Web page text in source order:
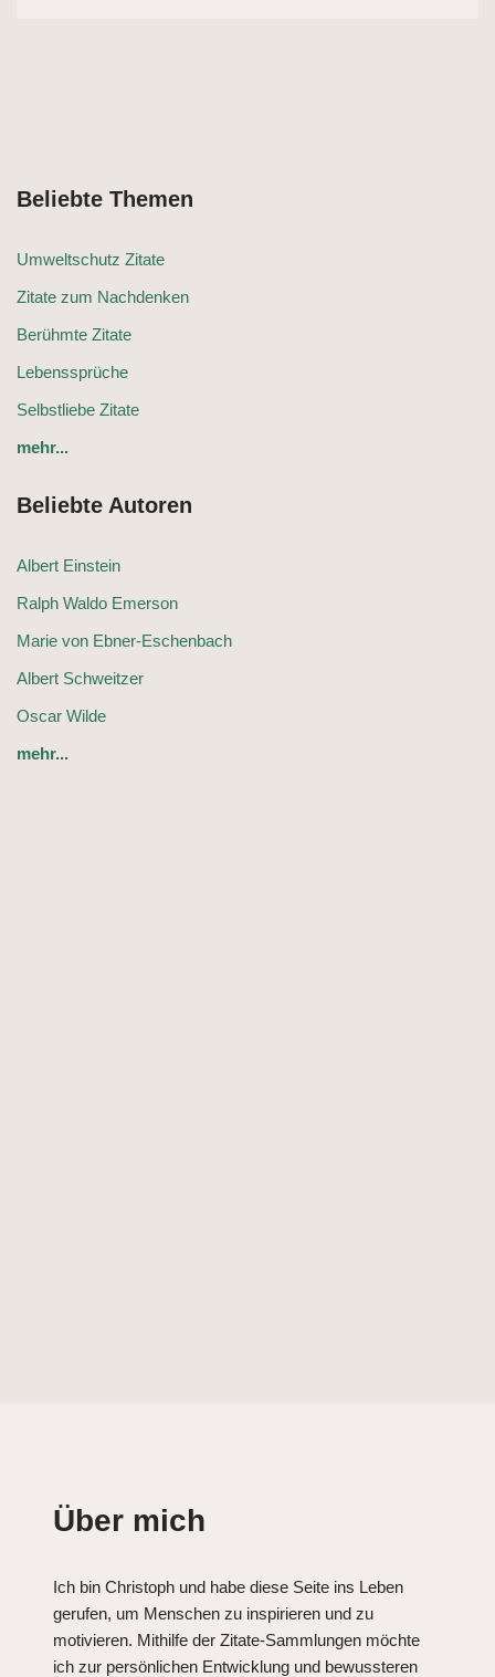
Beliebte Themen
Umweltschutz Zitate
Zitate zum Nachdenken
Berühmte Zitate
Lebenssprüche
Selbstliebe Zitate
mehr...
Beliebte Autoren
Albert Einstein
Ralph Waldo Emerson
Marie von Ebner-Eschenbach
Albert Schweitzer
Oscar Wilde
mehr...
Über mich
Ich bin Christoph und habe diese Seite ins Leben
gerufen, um Menschen zu inspirieren und zu
motivieren. Mithilfe der Zitate-Sammlungen möchte
ich zur persönlichen Entwicklung und bewussteren